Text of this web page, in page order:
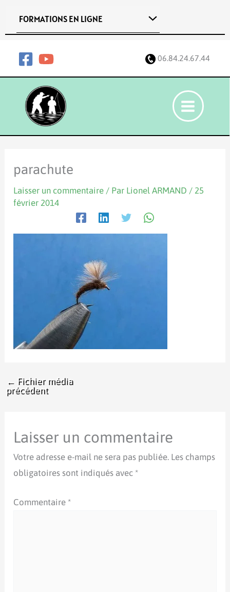
FORMATIONS EN LIGNE
06.84.24.67.44
parachute
Laisser un commentaire / Par Lionel ARMAND / 25
février 2014
← Fichier média
précédent
Laisser un commentaire
Votre adresse e-mail ne sera pas publiée. Les champs
obligatoires sont indiqués avec *
Commentaire *